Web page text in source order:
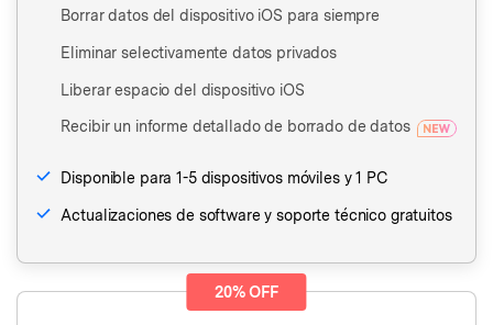
Borrar datos del dispositivo iOS para siempre
Eliminar selectivamente datos privados
Liberar espacio del dispositivo iOS
Recibir un informe detallado de borrado de datos
Disponible para 1-5 dispositivos móviles y 1 PC
Actualizaciones de software y soporte técnico gratuitos
20% OFF